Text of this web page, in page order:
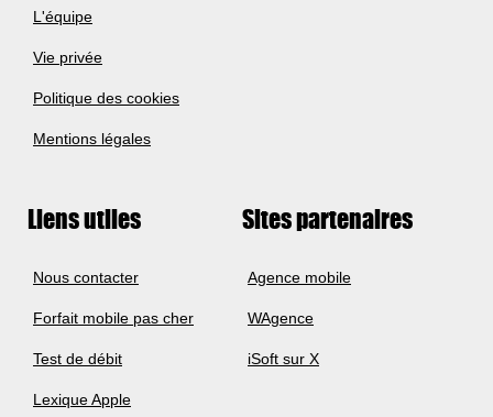
L'équipe
Vie privée
Politique des cookies
Mentions légales
Liens utiles
Nous contacter
Forfait mobile pas cher
Test de débit
Lexique Apple
Sites partenaires
Agence mobile
WAgence
iSoft sur X